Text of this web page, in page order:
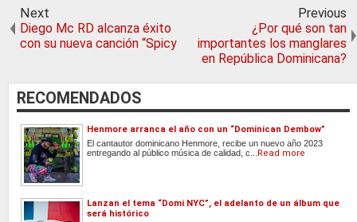
Next
Diego Mc RD alcanza éxito
con su nueva canción “Spicy
Previous
¿Por qué son tan
importantes los manglares
en República Dominicana?
RECOMENDADOS
Henmore arranca el año con un “Dominican Dembow”
El cantautor dominicano Henmore, recibe un nuevo año 2023
entregando al público música de calidad, c...
Read more
Lanzan el tema “Domi NYC”, el adelanto de un álbum que
será histórico